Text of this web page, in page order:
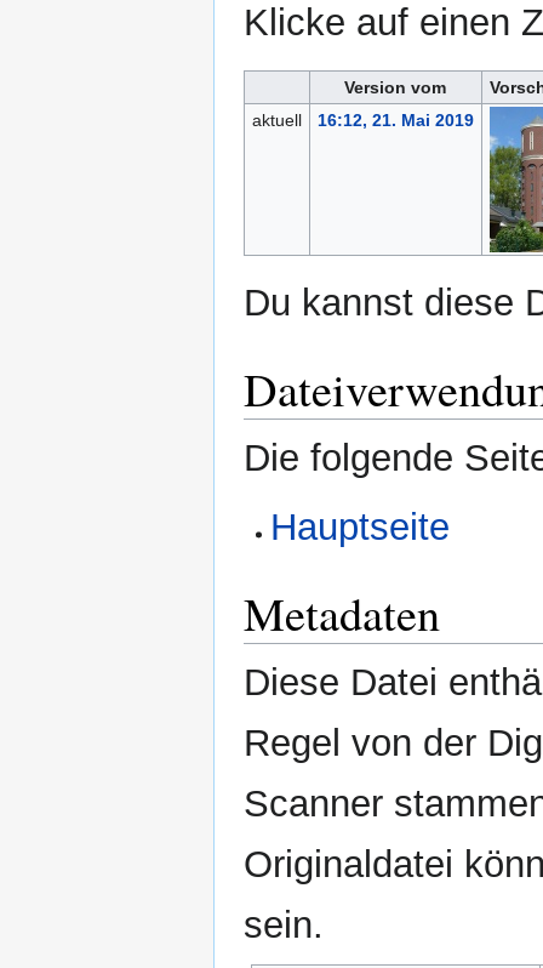
Klicke auf einen
Version vom
aktuell
16:12, 21. Mai 2019
Du kannst diese
Die folgende
Hauptseite
Metadaten
Diese Datei
Regel von der
Scanner
Originaldatei
sein.